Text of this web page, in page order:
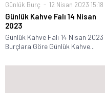
Günlük Burç 12 Nisan 2023 15:18
Günlük Kahve Falı 14 Nisan
2023
Günlük Kahve Falı 14 Nisan 2023
Burçlara Göre Günlük Kahve...